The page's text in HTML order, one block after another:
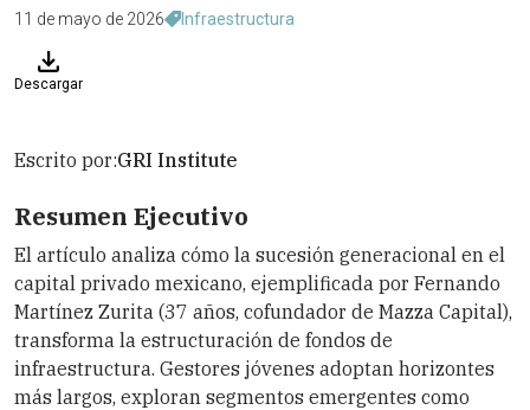
11 de mayo de 2026 Infraestructura
Descargar
Escrito por:GRI Institute
Resumen Ejecutivo
El artículo analiza cómo la sucesión generacional en el
capital privado mexicano, ejemplificada por Fernando
Martínez Zurita (37 años, cofundador de Mazza Capital),
transforma la estructuración de fondos de
infraestructura. Gestores jóvenes adoptan horizontes
más largos, exploran segmentos emergentes como